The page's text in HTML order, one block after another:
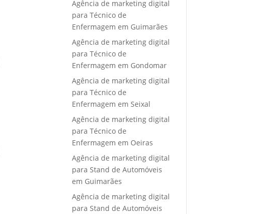
Agência de marketing digital
para Técnico de
Enfermagem em Guimarães
Agência de marketing digital
para Técnico de
Enfermagem em Gondomar
Agência de marketing digital
para Técnico de
Enfermagem em Seixal
Agência de marketing digital
para Técnico de
Enfermagem em Oeiras
Agência de marketing digital
para Stand de Automóveis
em Guimarães
Agência de marketing digital
para Stand de Automóveis